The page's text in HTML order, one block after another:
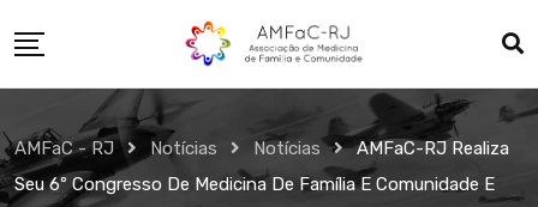
AMFaC - RJ Notícias Notícias
AMFaC-RJ Realiza
Seu 6º Congresso De Medicina De Família E Comunidade E